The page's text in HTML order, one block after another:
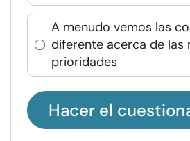
A menudo vemos las
diferente acerca de las
prioridades
Hacer el